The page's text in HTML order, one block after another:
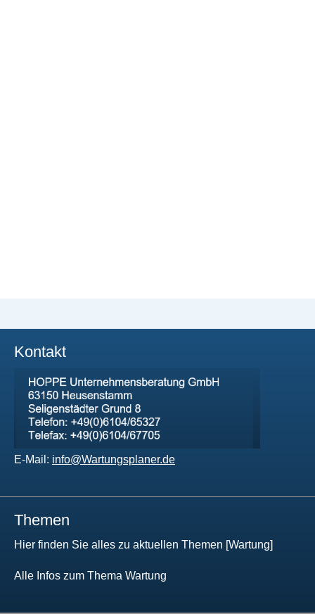
Kontakt
E-Mail: info@Wartungsplaner.de
Themen
Hier finden Sie alles zu aktuellen Themen [Wartung]
Alle Infos zum Thema Wartung